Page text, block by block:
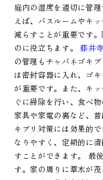
庭内の湿度を適切に管
えば、バスルームやキ
減らすことが重要です
のに役立ちます。 藤井
の管理もチャバネゴキ
は密封容器に入れ、ゴ
が重要です。また、キ
ぐに掃除を行い、食べ
家具や家電の裏など、
キブリ対策には効果的
なりやすく、定期的に
すことができます。 最
す。家の周りに草木が